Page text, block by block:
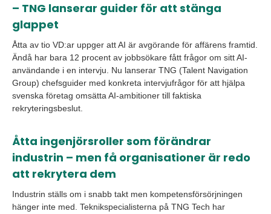
– TNG lanserar guider för att stänga
glappet
Åtta av tio VD:ar uppger att AI är avgörande för affärens framtid.
Ändå har bara 12 procent av jobbsökare fått frågor om sitt AI-
användande i en intervju. Nu lanserar TNG (Talent Navigation
Group) chefsguider med konkreta intervjufrågor för att hjälpa
svenska företag omsätta AI-ambitioner till faktiska
rekryteringsbeslut.
Åtta ingenjörsroller som förändrar
industrin – men få organisationer är redo
att rekrytera dem
Industrin ställs om i snabb takt men kompetensförsörjningen
hänger inte med. Teknikspecialisterna på TNG Tech har